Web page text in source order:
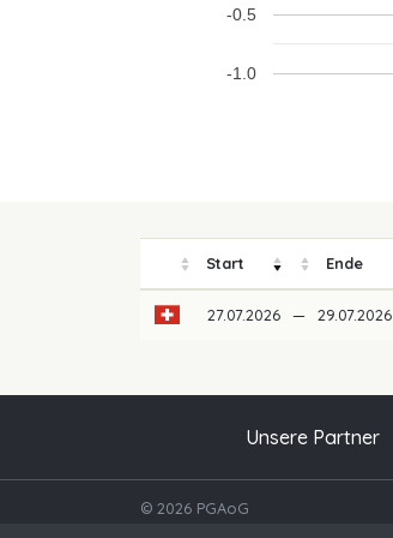
-1.0
-0.5
Start Ende
27.07.2026 — 29.07.2026
Unsere Partner
© 2026 PGAoG